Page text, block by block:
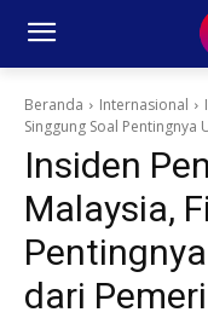
Beranda Internasional
Singgung Soal Pentingnya
Insiden
Malaysia,
dari